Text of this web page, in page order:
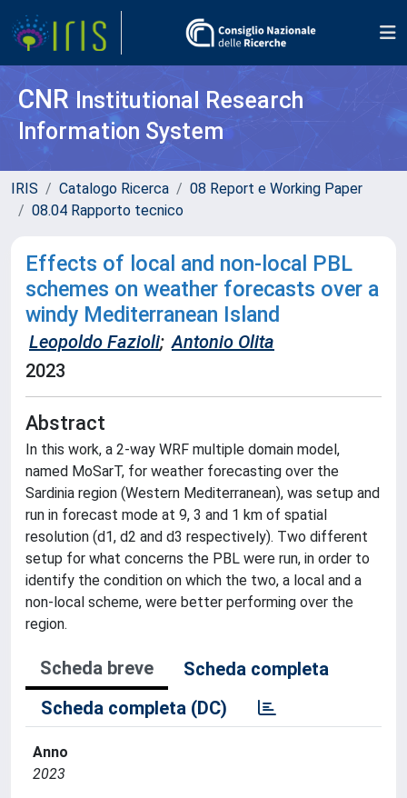
CNR Institutional Research
Information System
IRIS Catalogo Ricerca
08 Report e Working Paper
08.04 Rapporto tecnico
Effects of local and non-local PBL
schemes on weather forecasts over a
windy Mediterranean Island
Leopoldo Fazioli; Antonio Olita
2023
Abstract
In this work, a 2-way WRF multiple domain model,
named MoSarT, for weather forecasting over the
Sardinia region (Western Mediterranean), was setup and
run in forecast mode at 9, 3 and 1 km of spatial
resolution (d1, d2 and d3 respectively). Two different
setup for what concerns the PBL were run, in order to
identify the condition on which the two, a local and a
non-local scheme, were better performing over the
region.
Scheda breve
Scheda completa
Scheda completa (DC)
Anno
2023